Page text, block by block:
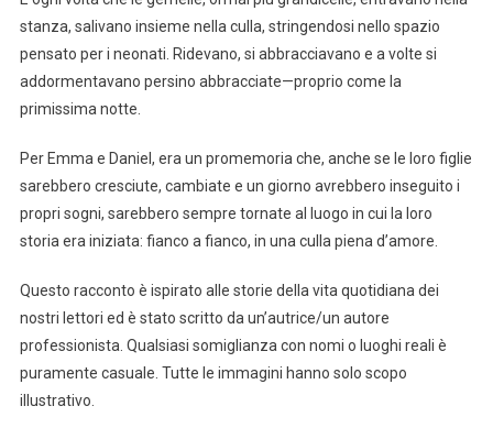
stanza, salivano insieme nella culla, stringendosi nello spazio
pensato per i neonati. Ridevano, si abbracciavano e a volte si
addormentavano persino abbracciate—proprio come la
primissima notte.
Per Emma e Daniel, era un promemoria che, anche se le loro figlie
sarebbero cresciute, cambiate e un giorno avrebbero inseguito i
propri sogni, sarebbero sempre tornate al luogo in cui la loro
storia era iniziata: fianco a fianco, in una culla piena d’amore.
Questo racconto è ispirato alle storie della vita quotidiana dei
nostri lettori ed è stato scritto da un’autrice/un autore
professionista. Qualsiasi somiglianza con nomi o luoghi reali è
puramente casuale. Tutte le immagini hanno solo scopo
illustrativo.